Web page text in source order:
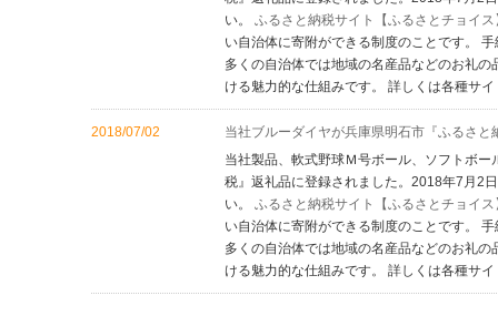
い。 ふるさと納税サイト【ふるさとチョイ
い自治体に寄附ができる制度のことです。
多くの自治体では地域の名産品などのお礼
ける魅力的な仕組みです。 詳しくは各種サ
2018/07/02
当社ブルーダイヤが兵庫県明石市『ふるさ
当社製品、軟式野球Ｍ号ボール、ソフトボ
税』返礼品に登録されました。2018年7月2
い。 ふるさと納税サイト【ふるさとチョイ
い自治体に寄附ができる制度のことです。
多くの自治体では地域の名産品などのお礼
ける魅力的な仕組みです。 詳しくは各種サ